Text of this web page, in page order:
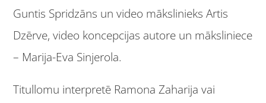
Guntis Spridzāns un video mākslinieks Artis
Dzērve, video koncepcijas autore un māksliniece
– Marija-Eva Sinjerola.
Titullomu interpretē Ramona Zaharija vai